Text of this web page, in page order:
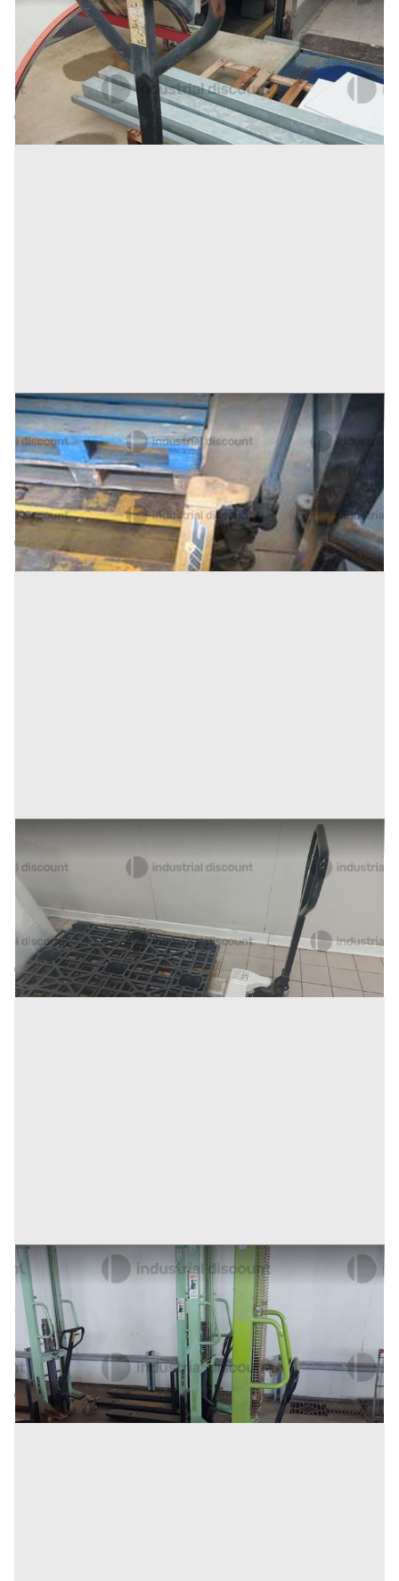
Inserito il: 10/02/2026
Conselve
(Padova)
Annuncio scaduto
182 €
Codice annuncio:72054113
31#9470 Transpallet manuali
Inserito il: 10/02/2026
Conselve (Padova)
Annuncio scaduto
Prezzo
182 €
Codice annuncio:2069566514
30#9470 Transpallet manuali
Inserito il: 10/02/2026
Conselve (Padova)
Annuncio scaduto
Prezzo
188 €
Codice annuncio:1467572918
29#9470 Transapllet manuale Lifter MX10/16
Inserito il: 10/02/2026
Conselve (Padova)
Annuncio scaduto
Prezzo
272 €
Codice annuncio: 1098198334